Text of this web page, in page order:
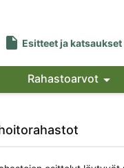
 Esitteet ja katsaukset
Rahastoarvot 